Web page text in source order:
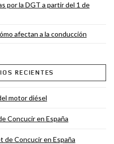
por la DGT a partir del 1 de
afectan a la conducción
RECIENTES
motor diésel
Concucir en España
de Concucir en España